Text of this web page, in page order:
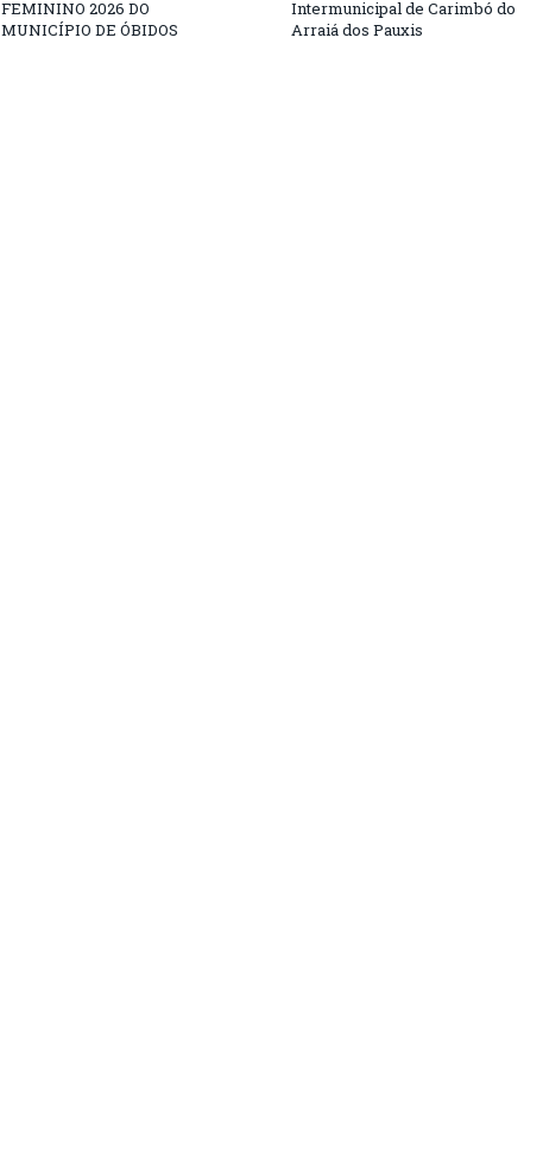
FEMININO 2026 DO
MUNICÍPIO DE ÓBIDOS
Intermunicipal de Carimbó do
Arraiá dos Pauxis